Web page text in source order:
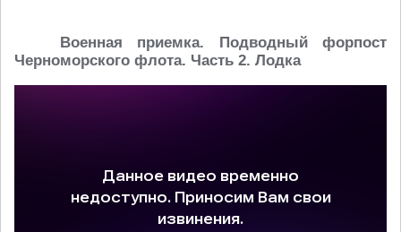
Военная приемка. Подводный форпост
Черноморского флота. Часть 2. Лодка